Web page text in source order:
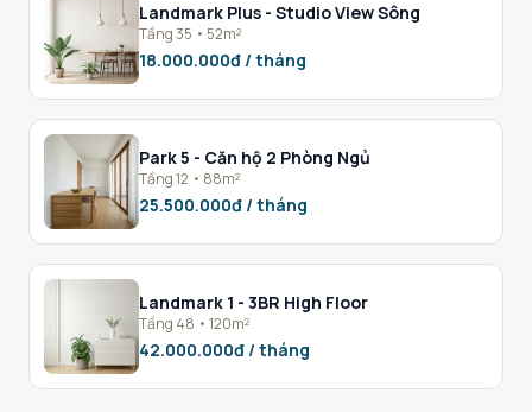
Landmark Plus - Studio View Sông
Tầng 35 • 52m²
18.000.000đ / tháng
Park 5 - Căn hộ 2 Phòng Ngủ
Tầng 12 • 88m²
25.500.000đ / tháng
Landmark 1 - 3BR High Floor
Tầng 48 • 120m²
42.000.000đ / tháng